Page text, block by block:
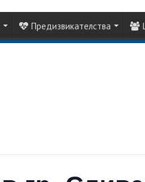
Предизвикателства